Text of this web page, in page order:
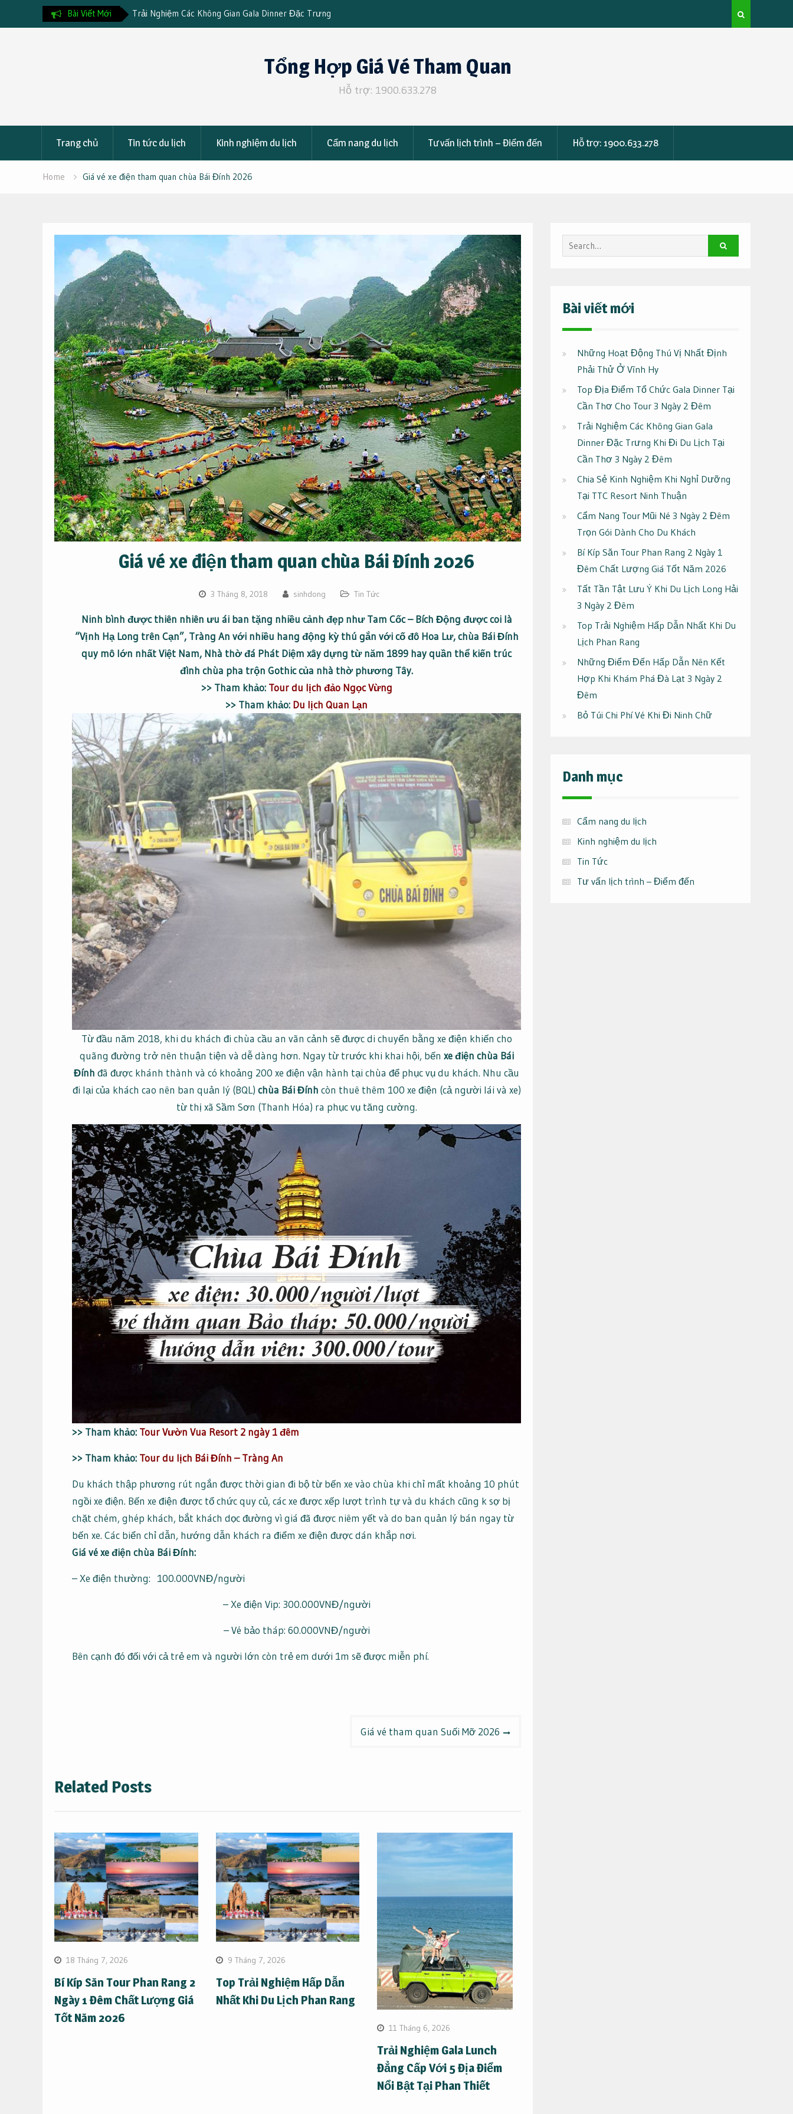
Bài Viết Mới
Gala Dinner Đặc Trưng
3 Ngày 2 Đêm
Chia Sẻ Kinh Nghiệm Khi Nghỉ Dưỡng Tại TTC Resort
Ninh Thuận
Hy
Tổng Hợp Giá Vé Tham Quan
Hỗ trợ: 1900.633.278
Trang chủ Tin tức du lịch Kinh nghiệm du lịch Cẩm nang du lịch Tư vấn lịch trình – Điểm đến Hỗ trợ: 1900.633.278
Home Giá vé xe điện tham quan chùa Bái Đính 2026
Giá vé xe điện tham quan chùa Bái Đính 2026
3 Tháng 8, 2018 sinhdong Tin Tức
Ninh bình được thiên nhiên ưu ái ban tặng nhiều cảnh đẹp như Tam Cốc – Bích Động được coi là
“Vịnh Hạ Long trên Cạn”, Tràng An với nhiều hang động kỳ thú gắn với cố đô Hoa Lư,chùa Bái Đính
quy mô lớn nhất Việt Nam, Nhà thờ đá Phát Diệm xây dựng từ năm 1899 hay quần thể kiến trúc
đình chùa pha trộn Gothic của nhà thờ phương Tây.
>> Tham khảo: Tour du lịch đảo Ngọc Vừng
>> Tham khảo: Du lịch Quan Lạn
Từ đầu năm 2018, khi du khách đi chùa cầu an vãn cảnh sẽ được di chuyển bằng xe điện khiến cho
quãng đường trở nên thuận tiện và dễ dàng hơn. Ngay từ trước khi khai hội, bến xe điện chùa Bái
Đính đã được khánh thành và có khoảng 200 xe điện vận hành tại chùa để phục vụ du khách. Nhu cầu
đi lại của khách cao nên ban quản lý (BQL) chùa Bái Đính còn thuê thêm 100 xe điện (cả người lái và xe)
từ thị xã Sầm Sơn (Thanh Hóa) ra phục vụ tăng cường.
>> Tham khảo: Tour Vườn Vua Resort 2 ngày 1 đêm
>> Tham khảo: Tour du lịch Bái Đính – Tràng An
Du khách thập phương rút ngắn được thời gian đi bộ từ bến xe vào chùa khi chỉ mất khoảng 10 phút
ngồi xe điện. Bến xe điện được tổ chức quy củ, các xe được xếp lượt trình tự và du khách cũng k sợ bị
chặt chém, ghép khách, bắt khách dọc đường vì giá đã được niêm yết và do ban quản lý bán ngay từ
bến xe. Các biển chỉ dẫn, hướng dẫn khách ra điểm xe điện được dán khắp nơi.
Giá vé xe điện chùa Bái Đính:
– Xe điện thường: 100.000VNĐ/người
– Xe điện Vip: 300.000VNĐ/người
– Vé bảo tháp: 60.000VNĐ/người
Bên cạnh đó đối với cả trẻ em và người lớn còn trẻ em dưới 1m sẽ được miễn phí.
bài
Giá vé tham quan Suối Mỡ 2026
Related Posts
18 Tháng 7, 2026
Bí Kíp Săn Tour Phan Rang 2
Ngày 1 Đêm Chất Lượng Giá
Tốt Năm 2026
9 Tháng 7, 2026
Top Trải Nghiệm Hấp Dẫn
Nhất Khi Du Lịch Phan Rang
11 Tháng 6, 2026
Trải Nghiệm Gala Lunch
Đẳng Cấp Với 5 Địa Điểm
Nổi Bật Tại Phan Thiết
Search
for:
Bài viết mới
Những Hoạt Động Thú Vị Nhất Định
Phải Thử Ở Vĩnh Hy
Top Địa Điểm Tổ Chức Gala Dinner Tại
Cần Thơ Cho Tour 3 Ngày 2 Đêm
Trải Nghiệm Các Không Gian Gala
Dinner Đặc Trưng Khi Đi Du Lịch Tại
Cần Thơ 3 Ngày 2 Đêm
Chia Sẻ Kinh Nghiệm Khi Nghỉ Dưỡng
Tại TTC Resort Ninh Thuận
Cẩm Nang Tour Mũi Né 3 Ngày 2 Đêm
Trọn Gói Dành Cho Du Khách
Bí Kíp Săn Tour Phan Rang 2 Ngày 1
Đêm Chất Lượng Giá Tốt Năm 2026
Tất Tần Tật Lưu Ý Khi Du Lịch Long Hải
3 Ngày 2 Đêm
Top Trải Nghiệm Hấp Dẫn Nhất Khi Du
Lịch Phan Rang
Những Điểm Đến Hấp Dẫn Nên Kết
Hợp Khi Khám Phá Đà Lạt 3 Ngày 2
Đêm
Bỏ Túi Chi Phí Vé Khi Đi Ninh Chữ
Danh mục
Cẩm nang du lịch
Kinh nghiệm du lịch
Tin Tức
Tư vấn lịch trình – Điểm đến